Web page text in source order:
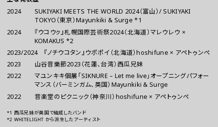
2024
SUKIYAKI MEETS THE WORLD 2024（富山）/ SUKIYAKI
TOKYO（東京）Mayunkiki & Surge *1
2024
『ウコウㇰ』札幌国際芸術祭2024（北海道）マレウレウ ×
KOMAKUS *2
2023/2024
『ノチウコタン』ウポポイ（北海道）hoshifune × アペトゥンぺ
2023
山谷音樂節2023（花蓮、台湾）西瓜兄妹
2022
マユンキキ個展「SIKNURE – Let me live」オープニングパフォー
マンス（バーミンガム、英国）Mayunkiki & Surge
2022
音楽堂のピクニック（神奈川）hoshifune × アペトゥンぺ
*1 西瓜兄妹が英国で結成したバンド
*2 WHITELIGHT から派生したアーティスト